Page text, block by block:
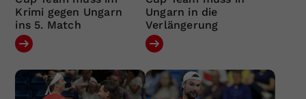
Krimi gegen Ungarn
ins 5. Match
Ungarn in die
Verlängerung